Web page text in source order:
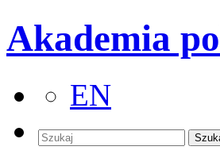
Akademia
EN